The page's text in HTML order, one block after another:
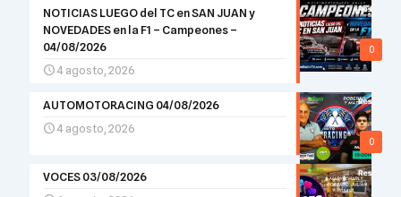
0
NOTICIAS LUEGO del TC en SAN JUAN y
NOVEDADES en la F1 – Campeones –
04/08/2026
4 agosto, 2026
0
AUTOMOTORACING 04/08/2026
4 agosto, 2026
VOCES 03/08/2026